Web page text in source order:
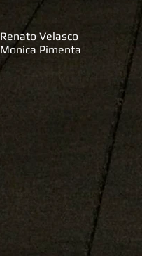
Renato Velasco
Monica Pimenta